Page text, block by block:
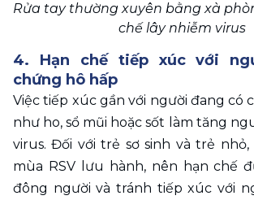
Rửa tay thường xuyên bằng xà
chế lây nhiễm virus
4. Hạn chế tiếp xúc với
chứng hô hấp
Việc tiếp xúc gần với người đang có
như ho, sổ mũi hoặc sốt làm tăng
virus. Đối với trẻ sơ sinh và trẻ
mùa RSV lưu hành, nên hạn chế
đông người và tránh tiếp xúc với